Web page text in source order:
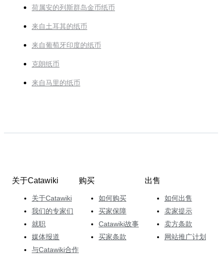
荷属安的列斯群岛金币纸币
来自土耳其的纸币
来自葡萄牙印度的纸币
克朗纸币
来自马里的纸币
关于Catawiki
关于Catawiki
我们的专家们
就职
媒体报道
与Catawiki合作
购买
如何购买
买家保障
Catawiki故事
买家条款
出售
如何出售
卖家提示
卖方条款
网站推广计划